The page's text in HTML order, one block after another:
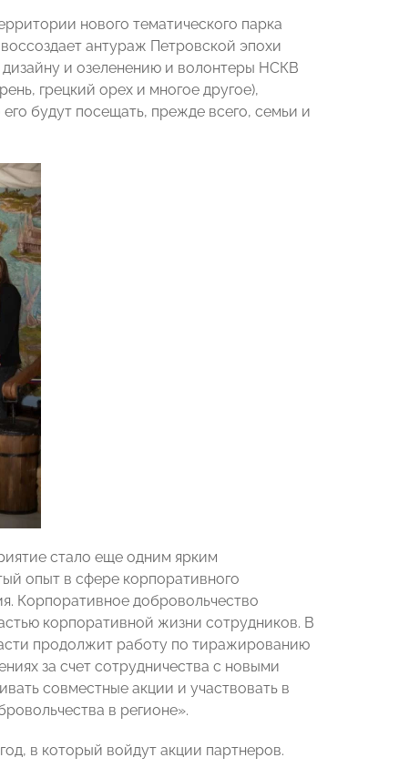
нового тематического парка
антураж Петровской эпохи
и озеленению и волонтеры НСКВ
грецкий орех и многое другое),
будут посещать, прежде всего, семьи и
стало еще одним ярким
опыт в сфере корпоративного
Корпоративное добровольчество
корпоративной жизни сотрудников. В
продолжит работу по тиражированию
за счет сотрудничества с новыми
совместные акции и участвовать в
в регионе».
в который войдут акции партнеров.